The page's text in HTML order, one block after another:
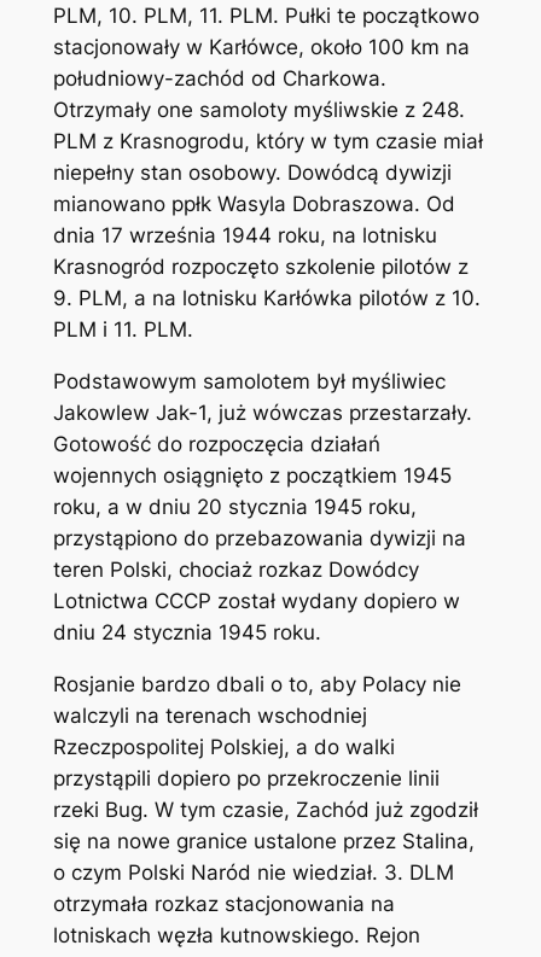
PLM, 10. PLM, 11. PLM. Pułki te początkowo
stacjonowały w Karłówce, około 100 km na
południowy-zachód od Charkowa.
Otrzymały one samoloty myśliwskie z 248.
PLM z Krasnogrodu, który w tym czasie miał
niepełny stan osobowy. Dowódcą dywizji
mianowano ppłk Wasyla Dobraszowa. Od
dnia 17 września 1944 roku, na lotnisku
Krasnogród rozpoczęto szkolenie pilotów z
9. PLM, a na lotnisku Karłówka pilotów z 10.
PLM i 11. PLM.
Podstawowym samolotem był myśliwiec
Jakowlew Jak-1, już wówczas przestarzały.
Gotowość do rozpoczęcia działań
wojennych osiągnięto z początkiem 1945
roku, a w dniu 20 stycznia 1945 roku,
przystąpiono do przebazowania dywizji na
teren Polski, chociaż rozkaz Dowódcy
Lotnictwa CCCP został wydany dopiero w
dniu 24 stycznia 1945 roku.
Rosjanie bardzo dbali o to, aby Polacy nie
walczyli na terenach wschodniej
Rzeczpospolitej Polskiej, a do walki
przystąpili dopiero po przekroczenie linii
rzeki Bug. W tym czasie, Zachód już zgodził
się na nowe granice ustalone przez Stalina,
o czym Polski Naród nie wiedział. 3. DLM
otrzymała rozkaz stacjonowania na
lotniskach węzła kutnowskiego. Rejon